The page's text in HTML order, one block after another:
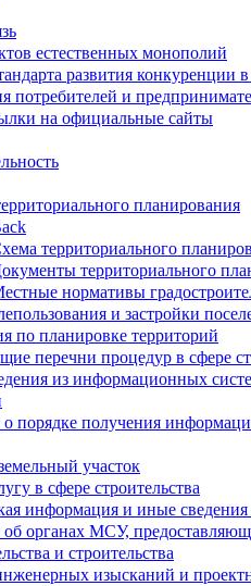
естественных монополий
развития конкуренции
потребителей и
на официальные сайты
планирования
территориального
территориального
нормативы
и застройки
по планировке территорий
перечни процедур в сфере
из информационных
порядке получения
участок
в сфере строительства
информация и иные сведения
органах МСУ,
и строительства
изысканий и